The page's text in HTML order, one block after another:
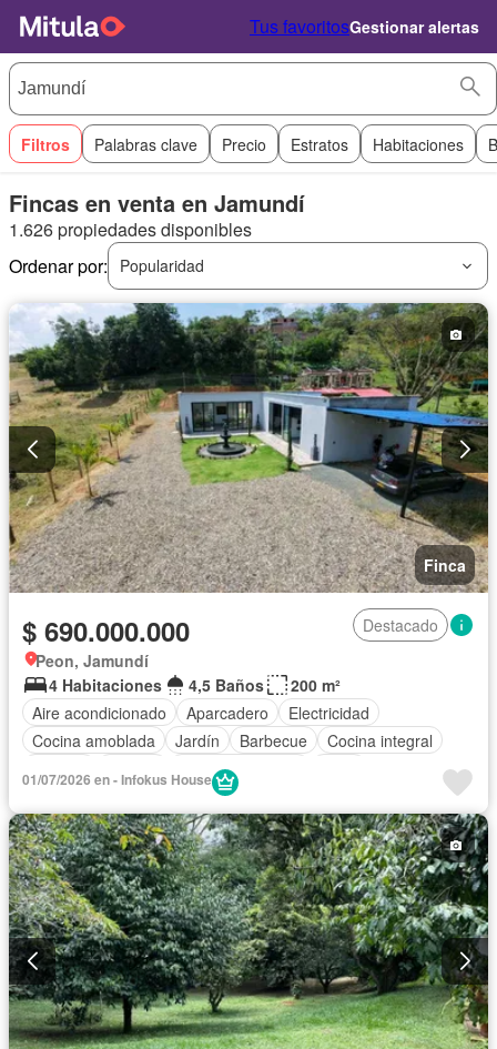
Tus favoritosGestionar alertas
Filtros Palabras clave Precio Estratos Habitaciones
Fincas en venta en Jamundí
1.626 propiedades disponibles
Ordenar por:
Popularidad
Finca
$ 690.000.000
Destacado
Peon, Jamundí
4 Habitaciones
4,5 Baños
200 m²
Aire acondicionado
Aparcadero
Electricidad
Cocina amoblada
Jardín Barbecue
Cocina integral
Vista panorámica
01/07/2026 en - Infokus House